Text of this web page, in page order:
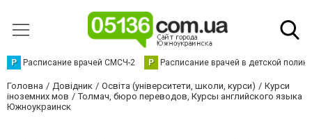
Р Расписание врачей СМСЧ-2 Р Расписание врачей в детской
Головна Довідник Освіта (університети, школи, курси)
Курси
іноземних мов
Толмач, бюро переводов, Курсы английского языка
Южноукраинск